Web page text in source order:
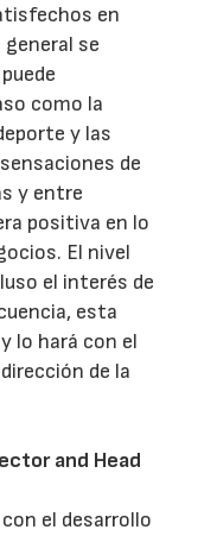
en
se
como la
y las
de
y entre
positiva en lo
El nivel
el interés de
esta
lo hará con el
de la
and Head
el desarrollo